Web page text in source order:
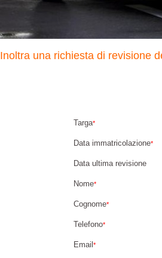
Targa*
Data immatricolazione*
Data ultima revisione
Nome*
Cognome*
Telefono*
Email *
Inoltra una richiesta di revisione